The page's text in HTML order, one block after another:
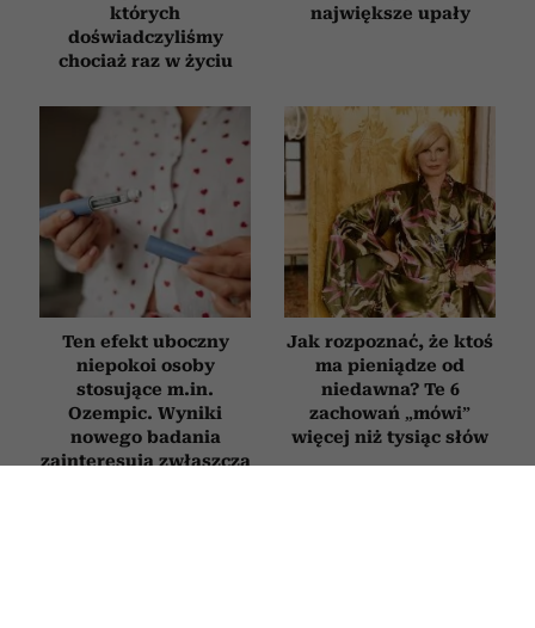
których
doświadczyliśmy
chociaż raz w życiu
największe upały
Ten efekt uboczny
niepokoi osoby
stosujące m.in.
Ozempic. Wyniki
nowego badania
zainteresują zwłaszcza
Jak rozpoznać, że ktoś
ma pieniądze od
niedawna? Te 6
zachowań „mówi”
więcej niż tysiąc słów